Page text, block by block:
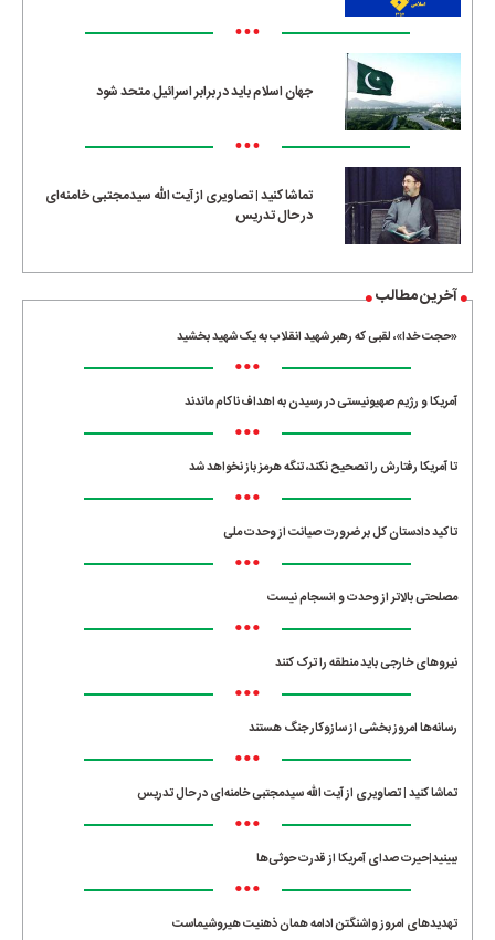
•••
جهان اسلام باید در برابر اسرائیل متحد شود
•••
تماشا کنید | تصاویری از آیت الله سیدمجتبی خامنه‌ای
در حال تدریس
آخرین مطالب
«حجت خدا»، لقبی که رهبر شهید انقلاب به یک شهید بخشید
•••
آمریکا و رژیم صهیونیستی در رسیدن به اهداف ناکام ماندند
•••
تا آمریکا رفتارش را تصحیح نکند، تنگه هرمز باز نخواهد شد
•••
تاکید دادستان کل بر ضرورت صیانت از وحدت ملی
•••
مصلحتی بالاتر از وحدت و انسجام نیست
•••
نیروهای خارجی باید منطقه را ترک کنند
•••
رسانه‌ها امروز بخشی از سازوکار جنگ هستند
•••
تماشا کنید | تصاویری از آیت الله سیدمجتبی خامنه‌ای در حال تدریس
•••
ببینید|حیرت صدای آمریکا از قدرت حوثی‌ها
•••
تهدیدهای امروز واشنگتن ادامه همان ذهنیت هیروشیماست